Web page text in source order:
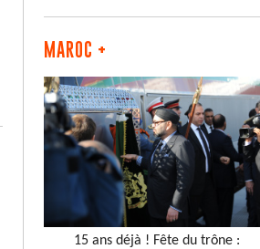
MAROC +
15 ans déjà ! Fête du trône :